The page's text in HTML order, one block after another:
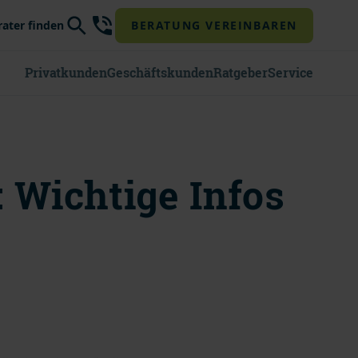
finden BERATUNG VEREINBAREN
PrivatkundenGeschäftskundenRatgeberService
Infos